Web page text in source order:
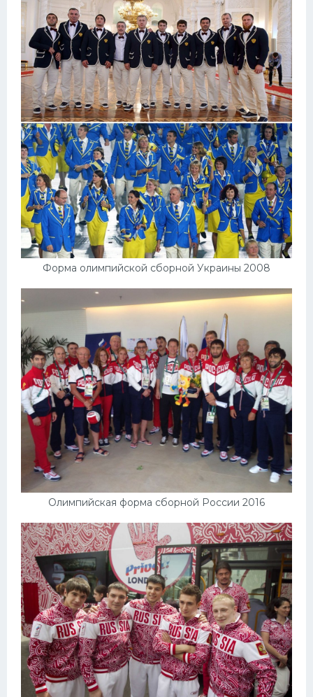
Форма олимпийской сборной Украины 2008
Олимпийская форма сборной России 2016